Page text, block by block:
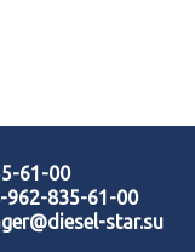
61-00
962-835-61-00
star.su